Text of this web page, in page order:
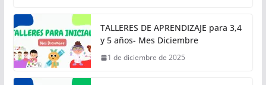
TALLERES DE APRENDIZAJE para 3,4
y 5 años- Mes Diciembre
1 de diciembre de 2025